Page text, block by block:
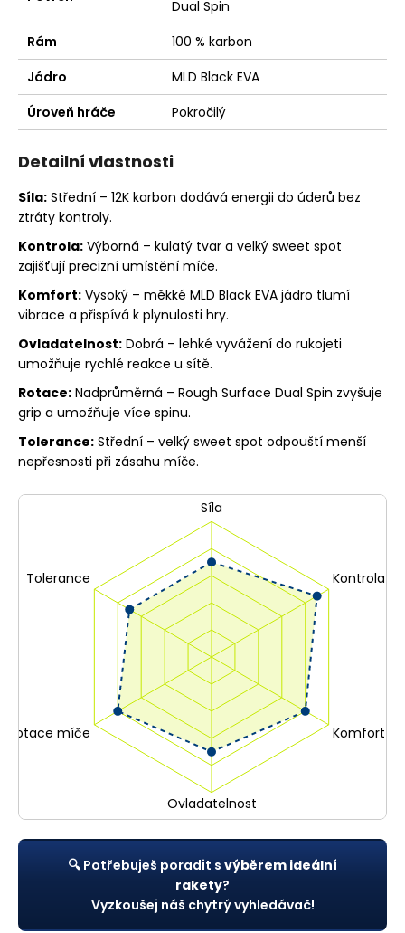
Dual Spin
Rám
100 % karbon
Jádro
MLD Black EVA
Úroveň hráče
Pokročilý
Detailní vlastnosti
Síla: Střední – 12K karbon dodává energii do úderů bez
ztráty kontroly.
Kontrola: Výborná – kulatý tvar a velký sweet spot
zajišťují precizní umístění míče.
Komfort: Vysoký – měkké MLD Black EVA jádro tlumí
vibrace a přispívá k plynulosti hry.
Ovladatelnost: Dobrá – lehké vyvážení do rukojeti
umožňuje rychlé reakce u sítě.
Rotace: Nadprůměrná – Rough Surface Dual Spin zvyšuje
grip a umožňuje více spinu.
Tolerance: Střední – velký sweet spot odpouští menší
nepřesnosti při zásahu míče.
🔍 Potřebuješ poradit s výběrem ideální
rakety?
Vyzkoušej náš chytrý vyhledávač!